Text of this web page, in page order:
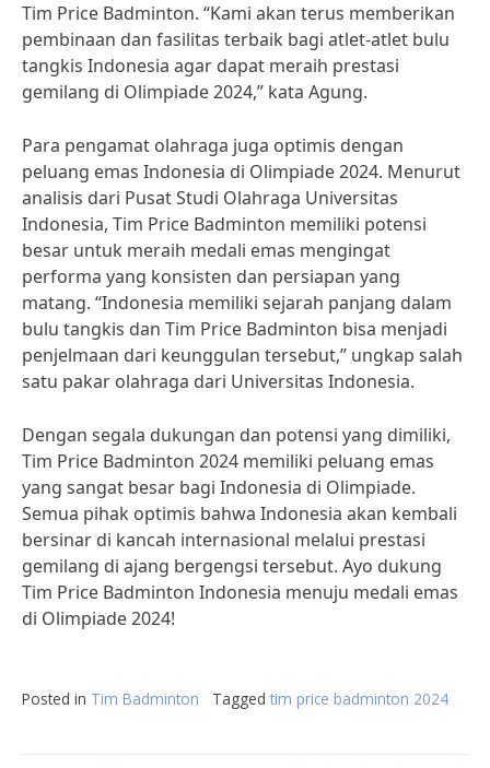
Tim Price Badminton. “Kami akan terus memberikan
pembinaan dan fasilitas terbaik bagi atlet-atlet bulu
tangkis Indonesia agar dapat meraih prestasi
gemilang di Olimpiade 2024,” kata Agung.
Para pengamat olahraga juga optimis dengan
peluang emas Indonesia di Olimpiade 2024. Menurut
analisis dari Pusat Studi Olahraga Universitas
Indonesia, Tim Price Badminton memiliki potensi
besar untuk meraih medali emas mengingat
performa yang konsisten dan persiapan yang
matang. “Indonesia memiliki sejarah panjang dalam
bulu tangkis dan Tim Price Badminton bisa menjadi
penjelmaan dari keunggulan tersebut,” ungkap salah
satu pakar olahraga dari Universitas Indonesia.
Dengan segala dukungan dan potensi yang dimiliki,
Tim Price Badminton 2024 memiliki peluang emas
yang sangat besar bagi Indonesia di Olimpiade.
Semua pihak optimis bahwa Indonesia akan kembali
bersinar di kancah internasional melalui prestasi
gemilang di ajang bergengsi tersebut. Ayo dukung
Tim Price Badminton Indonesia menuju medali emas
di Olimpiade 2024!
Posted in Tim Badminton Tagged tim price badminton 2024